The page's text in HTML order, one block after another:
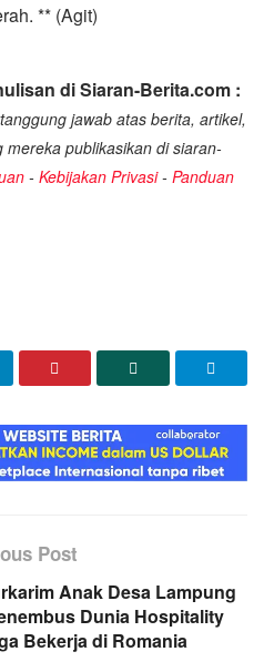
** (Agit)
di Siaran-Berita.com :
jawab atas berita, artikel,
publikasikan di siaran-
- Kebijakan Privasi- Panduan
Post
Anak Desa Lampung
Dunia Hospitality
Bekerja di Romania